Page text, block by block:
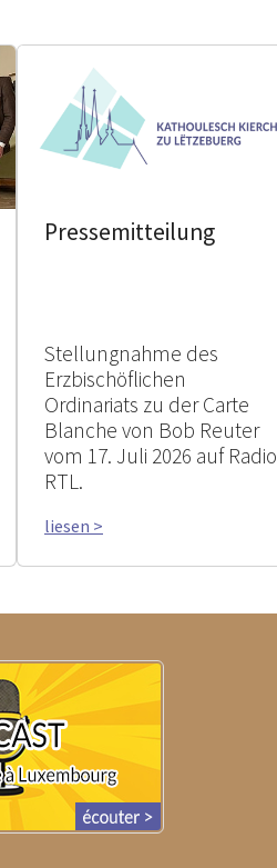
Pressemitteilung
Stellungnahme des
Erzbischöflichen
Ordinariats zu der Carte
Blanche von Bob Reuter
vom 17. Juli 2026 auf Radio
RTL.
liesen >